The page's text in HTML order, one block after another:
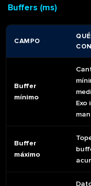
Buffers (ms)
CAMPO
QUÉ
Buffer
mínimo
Exo
Buffer
máximo